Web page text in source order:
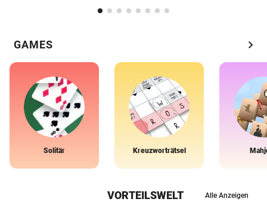
GAMES chevron_right
Solitär Kreuzworträtsel
VORTEILSWELT Alle Anzeigen